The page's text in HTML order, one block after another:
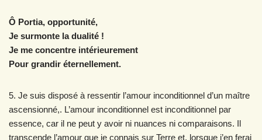
Ô Portia, opportunité,
Je surmonte la dualité !
Je me concentre intérieurement
Pour grandir éternellement.
5. Je suis disposé à ressentir l’amour inconditionnel d’un maître
ascensionné,. L’amour inconditionnel est inconditionnel par
essence, car il ne peut y avoir ni nuances ni comparaisons. Il
transcende l’amour que je connais sur Terre et, lorsque j’en ferai